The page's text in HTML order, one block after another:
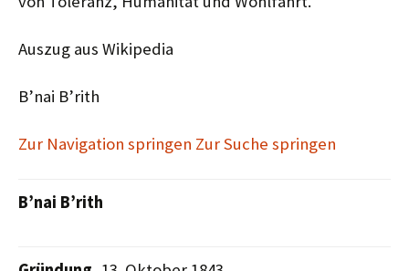
Auszug aus Wikipedia
B’nai B’rith
Zur Navigation springen Zur Suche springen
B’nai B’rith